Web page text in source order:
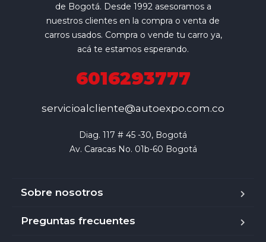
de Bogotá. Desde 1992 asesoramos a
nuestros clientes en la compra o venta de
carros usados. Compra o vende tu carro ya,
acá te estamos esperando.
6016293777
servicioalcliente@autoexpo.com.co
Diag. 117 # 45 -30, Bogotá
Av. Caracas No. 01b-60 Bogotá
Sobre nosotros
Preguntas frecuentes